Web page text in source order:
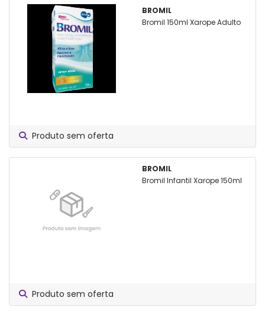
BROMIL
Bromil 150ml Xarope Adulto
Produto sem oferta
BROMIL
Bromil Infantil Xarope 150ml
Produto sem oferta